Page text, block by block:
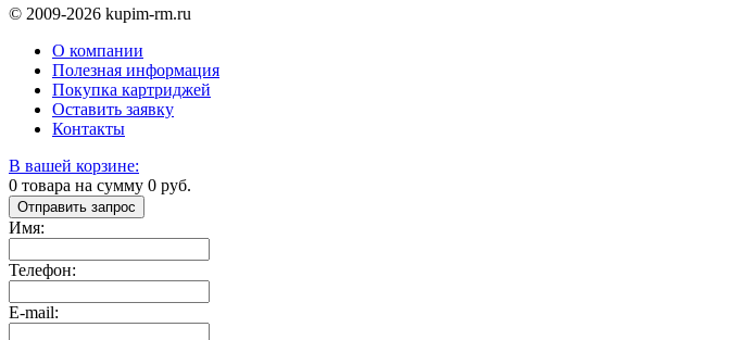
© 2009-2026 kupim-rm.ru
О компании
Полезная информация
Покупка картриджей
Оставить заявку
Контакты
В вашей корзине:
0 товара на сумму 0 руб.
Отправить запрос
Имя:
Телефон:
E-mail: